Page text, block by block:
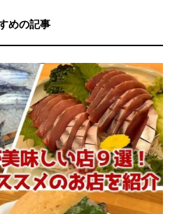
めの記事